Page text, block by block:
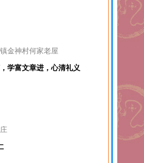
镇金神村何家老屋
学富文章进，心清礼义
庄